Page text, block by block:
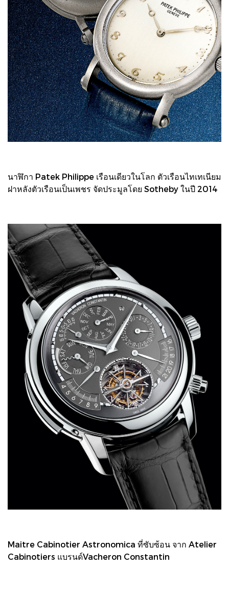
นาฬิกา Patek Philippe เรือนเดียวในโลก ตัวเรือนไทเทเนียม
ฝาหลังตัวเรือนเป็นเพชร จัดประมูลโดย Sotheby ในปี 2014
Maitre Cabinotier Astronomica ที่ซับซ้อน จาก Atelier
Cabinotiers แบรนด์Vacheron Constantin